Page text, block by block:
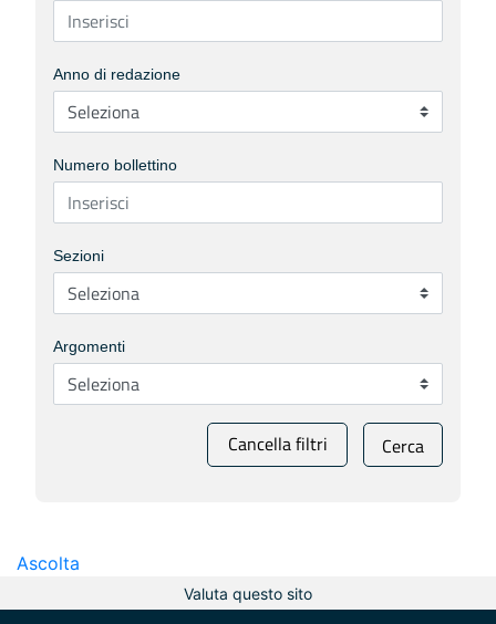
Anno di redazione
Numero bollettino
Sezioni
Argomenti
Cancella filtri Cerca
Ascolta
Valuta questo sito